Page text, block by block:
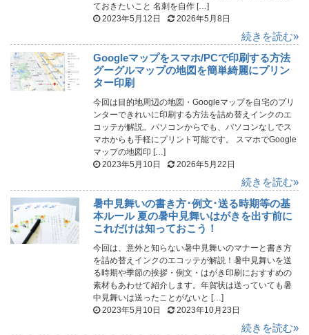
ておきたいこと 名刺を自作 […]
2023年5月12日
2026年5月8日
続きを読む»
Googleマップをスマホ/PCで印刷する方法
グーグルマップの地図を簡単綺麗にプリン
ター印刷
今回は目的地周辺の地図・Googleマップを自宅のプリ
ンターできれいに印刷する方法を詰め替えインクのエ
コッテが解説。パソコンからでも、パソコンなしでス
マホからも手軽にプリント可能です。 スマホでGoogle
マップの地図印 […]
2023年5月10日
2026年5月22日
続きを読む»
暑中見舞いの書き方･例文･送る時期等の基
本ルール 夏の暑中見舞いはがきを出す前に
これだけは知っておこう！
今回は、意外と知らない暑中見舞いのマナーと書き方
を詰め替えインクのエコッテが解説！暑中見舞いを送
る時期や季節の挨拶・例文・はがき印刷におすすめの
素材もあわせて紹介します。年賀状は送っていても暑
中見舞いは送ったことがないと […]
2023年5月10日
2023年10月23日
続きを読む»